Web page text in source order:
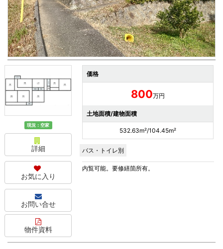
現況：空家
詳細
お気に入り
お問い合せ
物件資料
価格
800万円
土地面積/建物面積
532.63m²/104.45m²
バス・トイレ別
内覧可能。要修繕箇所有。